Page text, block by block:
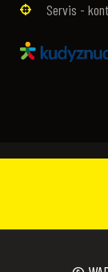
Servis -